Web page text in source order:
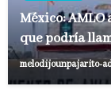
México:
que podría
melodijounpajarito-